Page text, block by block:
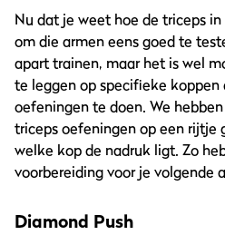
Nu dat je weet hoe de triceps
om die armen eens goed te
apart trainen, maar het is wel
te leggen op specifieke koppen
oefeningen te doen. We
triceps oefeningen op een rijtje
welke kop de nadruk ligt. Zo
voorbereiding voor je volgende
Diamond Push